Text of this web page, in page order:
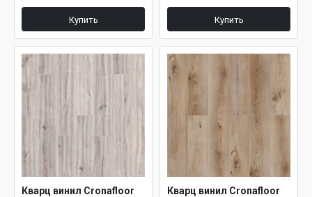
Купить Купить
Кварц винил Cronafloor
Кварц винил Cronafloor